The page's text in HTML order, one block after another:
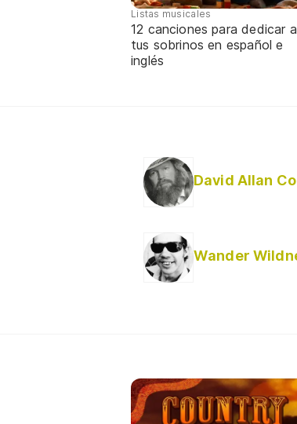
Listas musicales
12 canciones para dedicar a
tus sobrinos en español e
inglés
David Allan
Wander